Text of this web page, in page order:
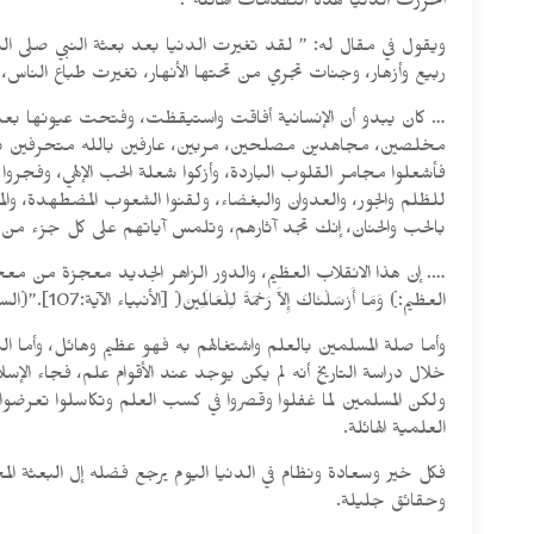
ويقول في مقال له: ” لقد تغيرت الدنيا بعد بعثة النبي صلى
ربيع وأزهار، وجنات تجري من تحتها الأنهار، تغيرت طباع
… كان يبدو أن الإنسانية أفاقت واستيقظت، وفتحت عيونها
مخلصين، مجاهدين مصلحين، مربين، عارفين بالله متحرفين
فأشعلوا مجامر القلوب الباردة، وأزكوا شعلة الحب الإلهي،
للظلم والجور، والعدوان والبغضاء، ولقنوا الشعوب المضطهدة،
بالحب والحنان، إنك تجد آثارهم، وتلمس آياتهم على كل جزء
…. إن هذا الانقلاب العظيم، والدور الزاهر الجديد معجزة من
العظيم:) وَمَا أَرْسَلْنَاكَ إِلاَّ رَحْمَةً لِلْعَالَمِينَ( [الأنبياء الآية:107].”(السيرة النبوية للشيخ أبي الحسن علي الحسن الندوي، ص:484)
وأما صلة المسلمين بالعلم واشتغالهم به فهو عظيم وهائل،
خلال دراسة التاريخ أنه لم يكن يوجد عند الأقوام علم، فجاء
ولكن المسلمين لما غفلوا وقصروا في كسب العلم وتكاسلوا
العلمية الهائلة.
فكل خير وسعادة ونظام في الدنيا اليوم يرجع فضله إل البعثة
وحقائق جليلة.